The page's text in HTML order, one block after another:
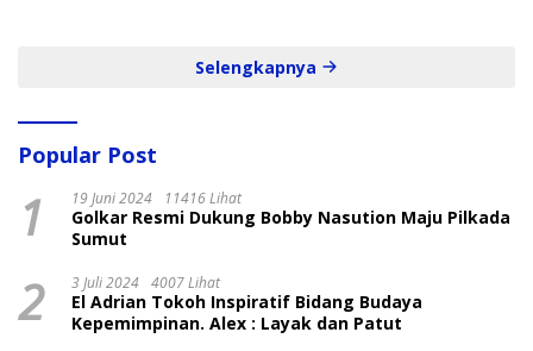
Selengkapnya
Popular Post
1 19 Juni 2024 11416 Lihat
Golkar Resmi Dukung Bobby Nasution Maju Pilkada
Sumut
2 3 Juli 2024 4007 Lihat
El Adrian Tokoh Inspiratif Bidang Budaya
Kepemimpinan. Alex : Layak dan Patut